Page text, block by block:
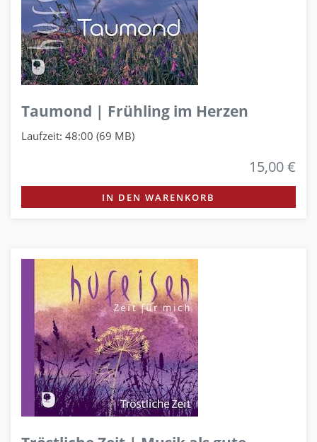
Taumond | Frühling im Herzen
Laufzeit: 48:00 (69 MB)
15,00 €
IN DEN WARENKORB